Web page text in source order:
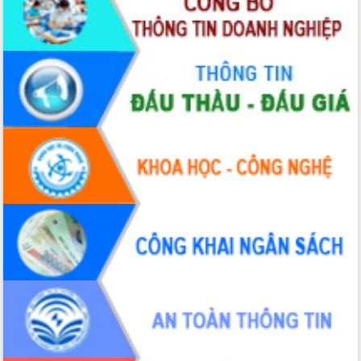
Bàn giải pháp tháo gỡ khó khăn trong
xuất khẩu sầu riêng và triển khai quy
định EUDR
Thứ trưởng Bộ Nông nghiệp và Môi
trường Nguyễn Hoàng Hiệp khảo sát
vùng trồng và doanh nghiệp đóng gói
sầu riêng tại Đắk Lắk
Trình diễn nghệ thuật chế biến các
món ăn từ sầu riêng
Đắk Lắk công bố Quy hoạch và xúc
tiến đầu tư tỉnh
Ngành cá ngừ Đắk Lắk chủ động thích
ứng để giữ vững thị trường xuất khẩu
Diễn đàn Kinh tế tư nhân Việt Nam đột
phá cơ chế - Hợp tác công tư
Đề án 06 tạo bước ngoặt đột phá trong
cải cách hành chính tỉnh Đắk Lắk
Kết nối tour, đẩy mạnh chuyển đổi số
để phát triển du lịch Đắk Lắk
Khởi động Dự án Đầu tư xây dựng hạ
LIÊN KẾT WEB